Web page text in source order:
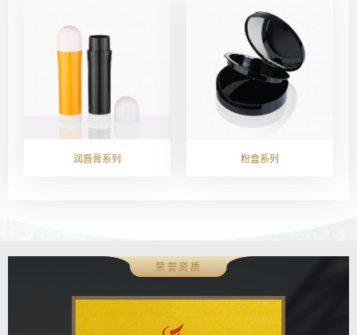
润唇膏系列 粉盒系列
荣誉资质